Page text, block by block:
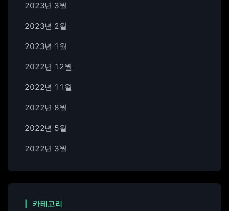
2023년 3월
2023년 2월
2023년 1월
2022년 12월
2022년 11월
2022년 8월
2022년 5월
2022년 3월
카테고리